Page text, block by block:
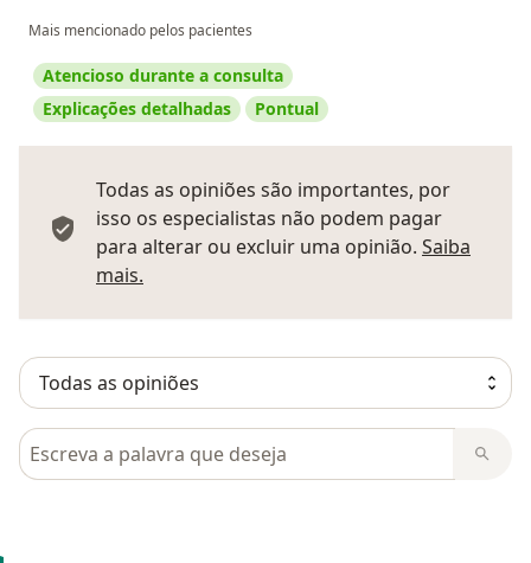
Mais mencionado pelos pacientes
Atencioso durante a consulta
Explicações detalhadas
Pontual
Todas as opiniões são importantes, por
isso os especialistas não podem pagar
para alterar ou excluir uma opinião. Saiba
mais.
Pesquisar em opiniões